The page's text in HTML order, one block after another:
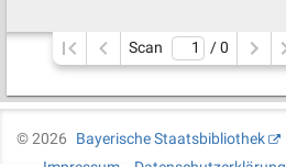
Scan / 0
©2026
Bayerische Staatsbibliothek